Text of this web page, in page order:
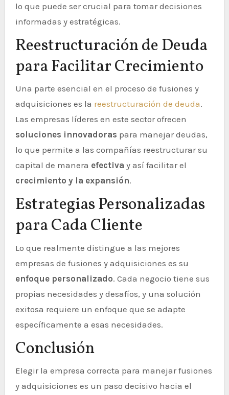
lo que puede ser crucial para tomar decisiones
informadas y estratégicas.
Reestructuración de Deuda
para Facilitar Crecimiento
Una parte esencial en el proceso de fusiones y
adquisiciones es la reestructuración de deuda.
Las empresas líderes en este sector ofrecen
soluciones innovadoras para manejar deudas,
lo que permite a las compañías reestructurar su
capital de manera efectiva y así facilitar el
crecimiento y la expansión.
Estrategias Personalizadas
para Cada Cliente
Lo que realmente distingue a las mejores
empresas de fusiones y adquisiciones es su
enfoque personalizado. Cada negocio tiene sus
propias necesidades y desafíos, y una solución
exitosa requiere un enfoque que se adapte
específicamente a esas necesidades.
Conclusión
Elegir la empresa correcta para manejar fusiones
y adquisiciones es un paso decisivo hacia el